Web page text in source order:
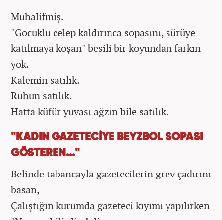
Muhalifmiş.
"Gocuklu celep kaldırınca sopasını, sürüye
katılmaya koşan" besili bir koyundan farkın
yok.
Kalemin satılık.
Ruhun satılık.
Hatta küfür yuvası ağzın bile satılık.
"KADIN GAZETECİYE BEYZBOL SOPASI
GÖSTEREN..."
Belinde tabancayla gazetecilerin grev çadırını
basan,
Çalıştığın kurumda gazeteci kıyımı yapılırken